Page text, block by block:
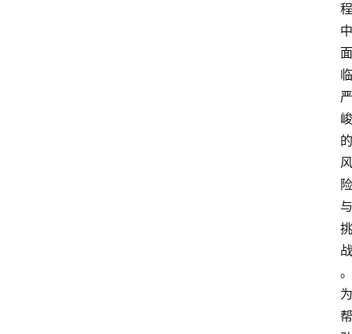
程
中
面
临
严
峻
的
风
险
与
挑
战
。
为
帮